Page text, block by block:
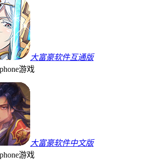
大富豪软件互通版
游戏
大富豪软件中文版
游戏